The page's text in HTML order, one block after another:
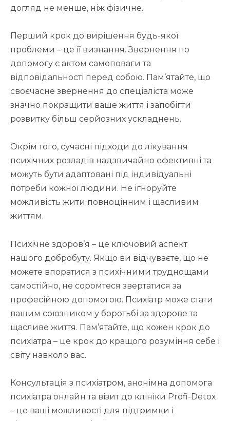
догляд не менше, ніж фізичне.
Перший крок до вирішення будь-якої
проблеми – це її визнання. Звернення по
допомогу є актом самоповаги та
відповідальності перед собою. Пам’ятайте, що
своєчасне звернення до спеціаліста може
значно покращити ваше життя і запобігти
розвитку більш серйозних ускладнень.
Окрім того, сучасні підходи до лікування
психічних розладів надзвичайно ефективні та
можуть бути адаптовані під індивідуальні
потреби кожної людини. Не ігноруйте
можливість жити повноцінним і щасливим
життям.
Психічне здоров’я – це ключовий аспект
нашого добробуту. Якщо ви відчуваєте, що не
можете впоратися з психічними труднощами
самостійно, не соромтеся звертатися за
професійною допомогою. Психіатр може стати
вашим союзником у боротьбі за здорове та
щасливе життя. Пам’ятайте, що кожен крок до
психіатра – це крок до кращого розуміння себе і
світу навколо вас.
Консультація з психіатром, анонімна допомога
психіатра онлайн та візит до клініки Profi-Detox
– це ваші можливості для підтримки і